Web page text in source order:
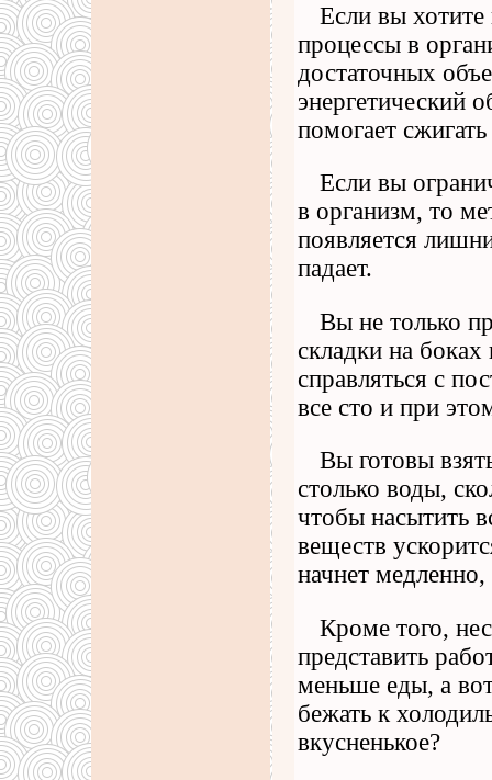
Если вы
процессы в
достаточных
энергетический
помогает
Если вы
в организм, то
появляется
падает.
Вы не только
складки на
справляться с
все сто и при
Вы готовы
столько воды,
чтобы насытить
веществ
начнет
Кроме того,
представить
меньше еды, а
бежать к
вкусненькое?